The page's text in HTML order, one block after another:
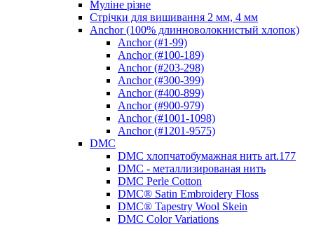
Муліне різне
Стрічки для вишивання 2 мм, 4 мм
Anchor (100% длинноволокнистый хлопок)
Anchor (#1-99)
Anchor (#100-189)
Anchor (#203-298)
Anchor (#300-399)
Anchor (#400-899)
Anchor (#900-979)
Anchor (#1001-1098)
Anchor (#1201-9575)
DMC
DMC хлопчатобумажная нить art.177
DMC - металлизированая нить
DMC Perle Cotton
DMC® Satin Embroidery Floss
DMC® Tapestry Wool Skein
DMC Color Variations